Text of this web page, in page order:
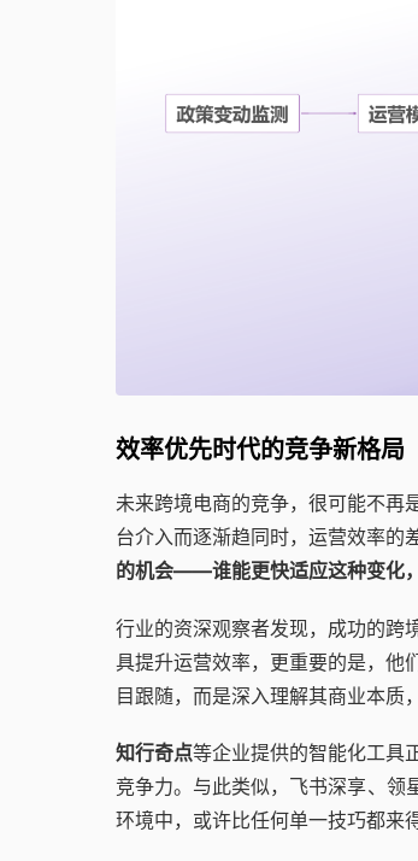
效率优先时代的竞争新格局
未来跨境电商的竞争，很可能不再
台介入而逐渐趋同时，运营效率的
的机会——谁能更快适应这种变化
行业的资深观察者发现，成功的跨
具提升运营效率，更重要的是，他
目跟随，而是深入理解其商业本质
知行奇点等企业提供的智能化工具
竞争力。与此类似，飞书深享、领
环境中，或许比任何单一技巧都来